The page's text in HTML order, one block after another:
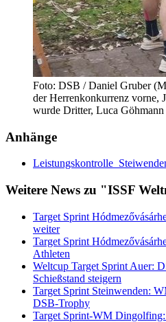
Foto: DSB / Daniel Gruber
der Herrenkonkurrenz vorne,
wurde Dritter, Luca Göhmann
Anhänge
Weitere News zu "ISSF
Target Sprint
weiter
Target Sprint
Athleten
Weltcup Target Sprint Auer:
Schießstand steigern
Target Sprint Steinwenden:
DSB-Trophy
Target Sprint-WM